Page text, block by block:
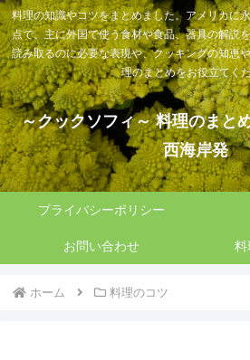
料理の知識やコツをまとめました。アメリカに
点で、主に外国で使う食材や食品、器具の解説
読み取るのに必要な表現や、クッキングの知恵
理のまとめをお役立てく
～クックソフィ～ 料理のまと
西海岸発
プライバシーポリシー
お問い合わせ 料
ホーム 料理のコツ